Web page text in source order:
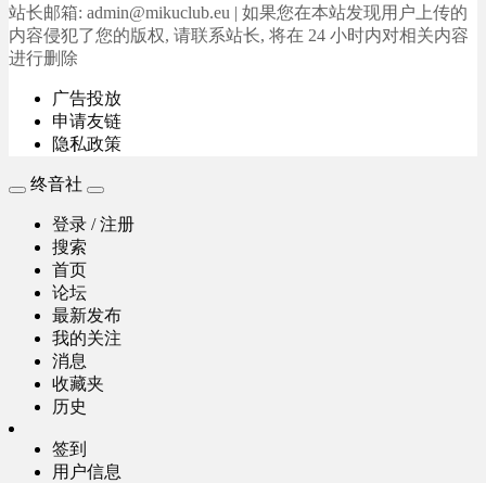
站长邮箱: admin@mikuclub.eu | 如果您在本站发现用户上传的
内容侵犯了您的版权, 请联系站长, 将在 24 小时内对相关内容
进行删除
广告投放
申请友链
隐私政策
终音社
登录 / 注册
搜索
首页
论坛
最新发布
我的关注
消息
收藏夹
历史
签到
用户信息